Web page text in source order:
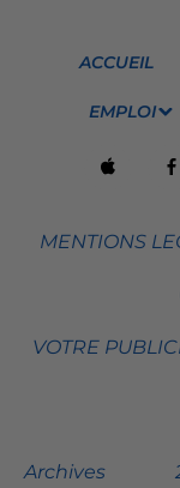
ACCUEIL
EMPLOI
MENTIONS
VOTRE
Archives